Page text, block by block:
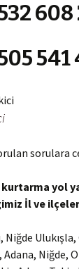
608
541
sorulara
kurtarma yol
İl ve
Niğde
Niğde,